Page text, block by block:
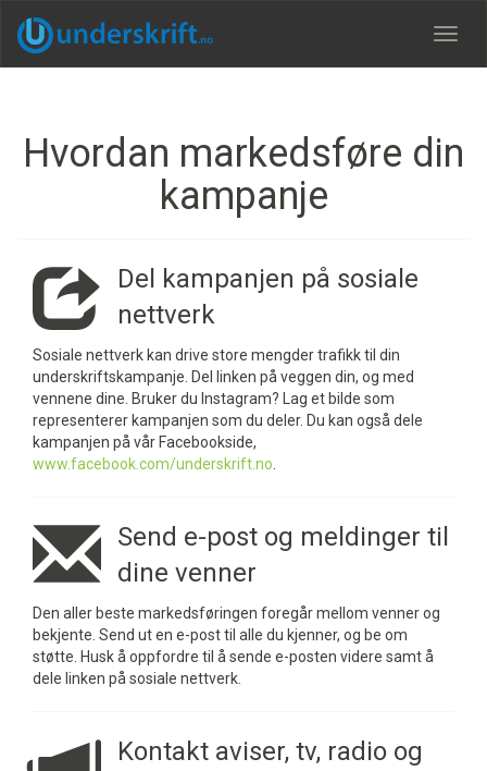
Meny
Hvordan markedsføre din
kampanje
Del kampanjen på sosiale
nettverk
Sosiale nettverk kan drive store mengder trafikk til din
underskriftskampanje. Del linken på veggen din, og med
vennene dine. Bruker du Instagram? Lag et bilde som
representerer kampanjen som du deler. Du kan også dele
kampanjen på vår Facebookside,
www.facebook.com/underskrift.no
Send e-post og meldinger til
dine venner
Den aller beste markedsføringen foregår mellom venner og
bekjente. Send ut en e-post til alle du kjenner, og be om
støtte. Husk å oppfordre til å sende e-posten videre samt å
dele linken på sosiale nettverk.
Kontakt aviser, tv, radio og